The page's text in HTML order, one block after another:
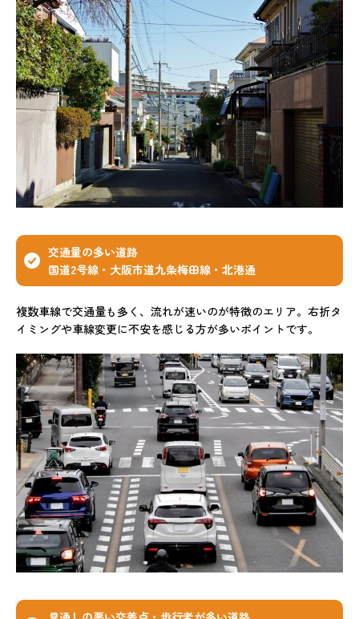
交通量の多い道路
国道2号線・大阪市道九条梅田線・北港通
複数車線で交通量も多く、流れが速いのが特徴のエリア。右折タ
イミングや車線変更に不安を感じる方が多いポイントです。